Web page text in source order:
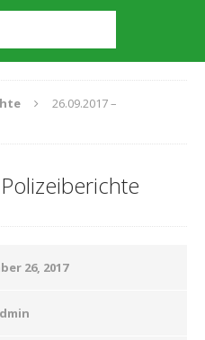
26.09.2017 –
26, 2017